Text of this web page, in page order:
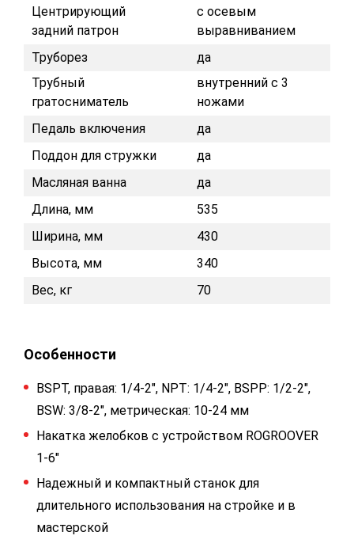
Центрирующий
задний патрон
с осевым
выравниванием
Труборез
да
Трубный
гратосниматель
внутренний с 3
ножами
Педаль включения
да
Поддон для стружки
да
Масляная ванна
да
Длина, мм
535
Ширина, мм
430
Высота, мм
340
Вес, кг
70
Особенности
BSPT, правая: 1/4-2", NPT: 1/4-2", BSPP: 1/2-2",
BSW: 3/8-2", метрическая: 10-24 мм
Накатка желобков с устройством ROGROOVER
1-6"
Надежный и компактный станок для
длительного использования на стройке и в
мастерской